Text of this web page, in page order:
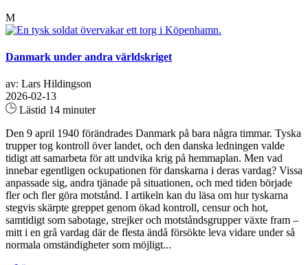
M
Danmark under andra världskriget
av: Lars Hildingson
2026-02-13
Lästid 14 minuter
Den 9 april 1940 förändrades Danmark på bara några timmar. Tyska
trupper tog kontroll över landet, och den danska ledningen valde
tidigt att samarbeta för att undvika krig på hemmaplan. Men vad
innebar egentligen ockupationen för danskarna i deras vardag? Vissa
anpassade sig, andra tjänade på situationen, och med tiden började
fler och fler göra motstånd. I artikeln kan du läsa om hur tyskarna
stegvis skärpte greppet genom ökad kontroll, censur och hot,
samtidigt som sabotage, strejker och motståndsgrupper växte fram –
mitt i en grå vardag där de flesta ändå försökte leva vidare under så
normala omständigheter som möjligt...